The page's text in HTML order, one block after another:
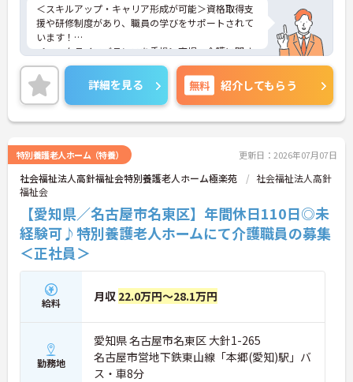
＜スキルアップ・キャリア形成が可能＞資格取得支
援や研修制度があり、職員の学びをサポートされて
います！
＜ワークライフバランスを重視＞育児・介護に関す
る制度や社宅制度、各種手当など、長く安心して働
きやすい環境が整っています。
＜寄り添ったケアの実施＞利用者さまに深く寄り添
ったサービスの提供を目指し、職員の専門性を高め
るような人材育成にも注力されています。
詳細をお話ししますのでお気軽にご相談ください！
詳細を見る 無料 紹介してもらう
特別養護老人ホーム（特養） 更新日：2026年07月07日
社会福祉法人高針福祉会特別養護老人ホーム極楽苑
社会福祉法人高針
福祉会
【愛知県／名古屋市名東区】年間休日110日◎未
経験可♪特別養護老人ホームにて介護職員の募集
＜正社員＞
給料 月収 22.0万円～28.1万円
勤務地
愛知県 名古屋市名東区 大針1-265
名古屋市営地下鉄東山線「本郷(愛知)駅」バ
ス・車8分